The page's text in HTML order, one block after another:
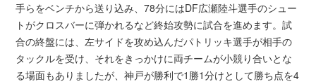
手らをベンチから送り込み、78分にはDF広瀬陸斗選手のシュー
トがクロスバーに弾かれるなど終始攻勢に試合を進めます。試
合の終盤には、左サイドを攻め込んだパトリッキ選手が相手の
タックルを受け、それをきっかけに両チームが小競り合いとな
る場面もありましたが、神戸が勝利で1勝1分けとして勝ち点を4